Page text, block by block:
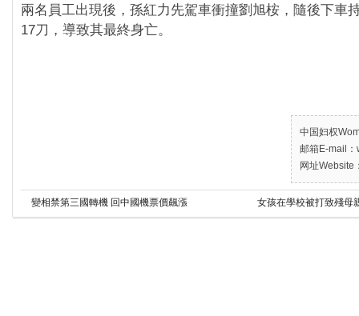
兩名員工出現後，孫紅力先駕車衝撞劉旭桉，隨後下車
17刀，導致其最終身亡。
中国妇权
邮箱E-mail
网址Website
變相禁第三國轉機 回中國機票價飆漲 女孩在學校被打致殘母